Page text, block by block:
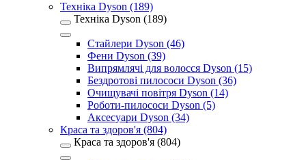
Техніка Dyson (189)
Техніка Dyson (189)
Стайлери Dyson (46)
Фени Dyson (39)
Випрямлячі для волосся Dyson (15)
Бездротові пилососи Dyson (36)
Очищувачі повітря Dyson (14)
Роботи-пилососи Dyson (5)
Аксесуари Dyson (34)
Краса та здоров'я (804)
Краса та здоров'я (804)